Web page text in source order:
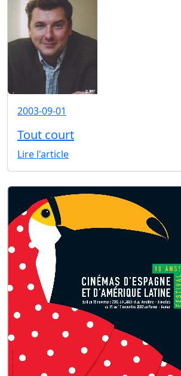
2003-09-01
Tout court
Lire l'article